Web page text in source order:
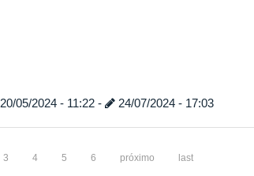
20/05/2024 - 11:22 - 24/07/2024 - 17:03
3 4 5 6 próximo last